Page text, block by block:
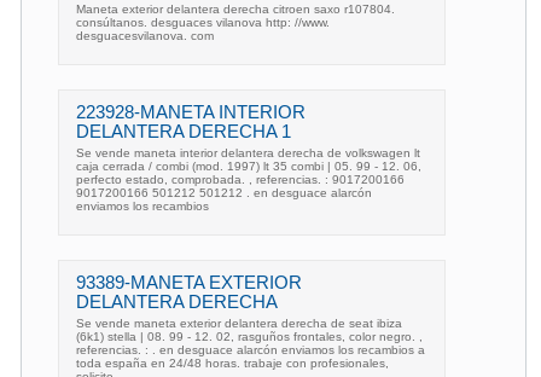
Maneta exterior delantera derecha citroen saxo r107804.
consúltanos. desguaces vilanova http: //www.
desguacesvilanova. com
223928-MANETA INTERIOR
DELANTERA DERECHA 1
Se vende maneta interior delantera derecha de volkswagen lt
caja cerrada / combi (mod. 1997) lt 35 combi | 05. 99 - 12. 06,
perfecto estado, comprobada. , referencias. : 9017200166
9017200166 501212 501212 . en desguace alarcón
enviamos los recambios
93389-MANETA EXTERIOR
DELANTERA DERECHA
Se vende maneta exterior delantera derecha de seat ibiza
(6k1) stella | 08. 99 - 12. 02, rasguños frontales, color negro. ,
referencias. : . en desguace alarcón enviamos los recambios a
toda españa en 24/48 horas. trabaje con profesionales,